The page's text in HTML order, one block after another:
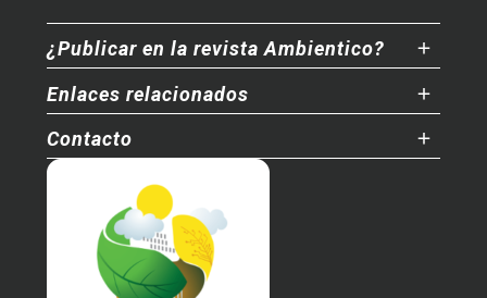
¿Publicar en la revista Ambientico?
Enlaces relacionados
Contacto